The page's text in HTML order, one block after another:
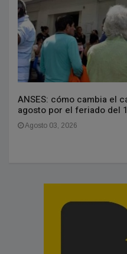
ANSES: cómo cambia el
agosto por el feriado del
Agosto 03, 2026